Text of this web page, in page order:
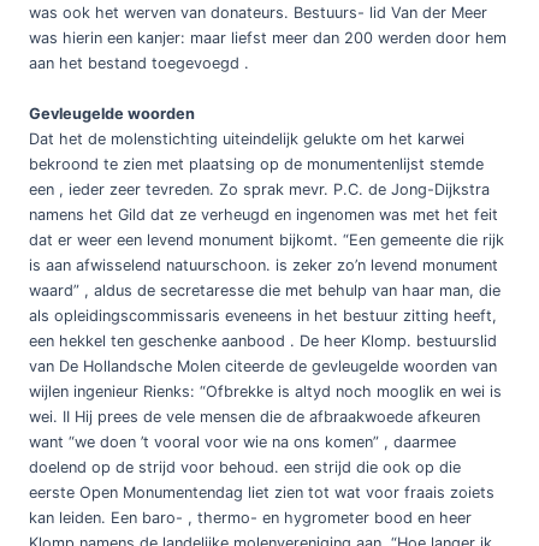
was ook het werven van donateurs. Bestuurs- lid Van der Meer
was hierin een kanjer: maar liefst meer dan 200 werden door hem
aan het bestand toegevoegd .
Gevleugelde woorden
Dat het de molenstichting uiteindelijk gelukte om het karwei
bekroond te zien met plaatsing op de monumentenlijst stemde
een , ieder zeer tevreden. Zo sprak mevr. P.C. de Jong-Dijkstra
namens het Gild dat ze verheugd en ingenomen was met het feit
dat er weer een levend monument bijkomt. “Een gemeente die rijk
is aan afwisselend natuurschoon. is zeker zo’n levend monument
waard” , aldus de secretaresse die met behulp van haar man, die
als opleidingscommissaris eveneens in het bestuur zitting heeft,
een hekkel ten geschenke aanbood . De heer Klomp. bestuurslid
van De Hollandsche Molen citeerde de gevleugelde woorden van
wijlen ingenieur Rienks: “Ofbrekke is altyd noch mooglik en wei is
wei. II Hij prees de vele mensen die de afbraakwoede afkeuren
want “we doen ’t vooral voor wie na ons komen” , daarmee
doelend op de strijd voor behoud. een strijd die ook op die
eerste Open Monumentendag liet zien tot wat voor fraais zoiets
kan leiden. Een baro- , thermo- en hygrometer bood en heer